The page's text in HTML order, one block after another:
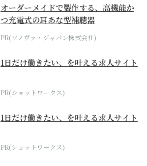
オーダーメイドで製作する、高機能か
つ充電式の耳あな型補聴器
PR(ソノヴァ・ジャパン株式会社)
1日だけ働きたい、を叶える求人サイト
PR(ショットワークス)
1日だけ働きたい、を叶える求人サイト
PR(ショットワークス)